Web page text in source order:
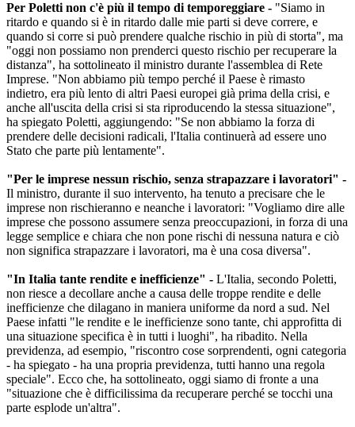
Per Poletti non c'è più il tempo di temporeggiare - "Siamo in
ritardo e quando si è in ritardo dalle mie parti si deve correre, e
quando si corre si può prendere qualche rischio in più di storta", ma
"oggi non possiamo non prenderci questo rischio per recuperare la
distanza", ha sottolineato il ministro durante l'assemblea di Rete
Imprese. "Non abbiamo più tempo perché il Paese è rimasto
indietro, era più lento di altri Paesi europei già prima della crisi, e
anche all'uscita della crisi si sta riproducendo la stessa situazione",
ha spiegato Poletti, aggiungendo: "Se non abbiamo la forza di
prendere delle decisioni radicali, l'Italia continuerà ad essere uno
Stato che parte più lentamente".
"Per le imprese nessun rischio, senza strapazzare i lavoratori" -
Il ministro, durante il suo intervento, ha tenuto a precisare che le
imprese non rischieranno e neanche i lavoratori: "Vogliamo dire alle
imprese che possono assumere senza preoccupazioni, in forza di una
legge semplice e chiara che non pone rischi di nessuna natura e ciò
non significa strapazzare i lavoratori, ma è una cosa diversa".
"In Italia tante rendite e inefficienze" - L'Italia, secondo Poletti,
non riesce a decollare anche a causa delle troppe rendite e delle
inefficienze che dilagano in maniera uniforme da nord a sud. Nel
Paese infatti "le rendite e le inefficienze sono tante, chi approfitta di
una situazione specifica è in tutti i luoghi", ha ribadito. Nella
previdenza, ad esempio, "riscontro cose sorprendenti, ogni categoria
- ha spiegato - ha una propria previdenza, tutti hanno una regola
speciale". Ecco che, ha sottolineato, oggi siamo di fronte a una
"situazione che è difficilissima da recuperare perché se tocchi una
parte esplode un'altra".